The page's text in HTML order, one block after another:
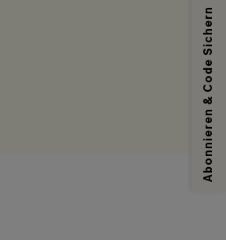
Abonnieren & Code Sichern